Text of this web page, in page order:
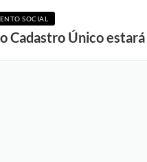
SOCIAL
Cadastro Único